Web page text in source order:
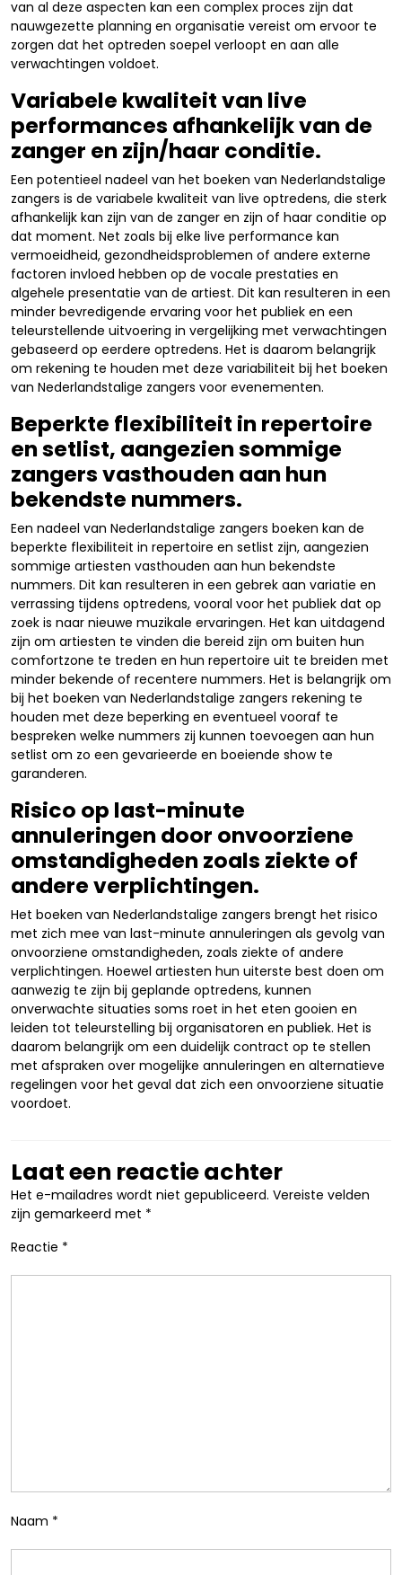
van al deze aspecten kan een complex proces zijn dat
nauwgezette planning en organisatie vereist om ervoor te
zorgen dat het optreden soepel verloopt en aan alle
verwachtingen voldoet.
Variabele kwaliteit van live
performances afhankelijk van de
zanger en zijn/haar conditie.
Een potentieel nadeel van het boeken van Nederlandstalige
zangers is de variabele kwaliteit van live optredens, die sterk
afhankelijk kan zijn van de zanger en zijn of haar conditie op
dat moment. Net zoals bij elke live performance kan
vermoeidheid, gezondheidsproblemen of andere externe
factoren invloed hebben op de vocale prestaties en
algehele presentatie van de artiest. Dit kan resulteren in een
minder bevredigende ervaring voor het publiek en een
teleurstellende uitvoering in vergelijking met verwachtingen
gebaseerd op eerdere optredens. Het is daarom belangrijk
om rekening te houden met deze variabiliteit bij het boeken
van Nederlandstalige zangers voor evenementen.
Beperkte flexibiliteit in repertoire
en setlist, aangezien sommige
zangers vasthouden aan hun
bekendste nummers.
Een nadeel van Nederlandstalige zangers boeken kan de
beperkte flexibiliteit in repertoire en setlist zijn, aangezien
sommige artiesten vasthouden aan hun bekendste
nummers. Dit kan resulteren in een gebrek aan variatie en
verrassing tijdens optredens, vooral voor het publiek dat op
zoek is naar nieuwe muzikale ervaringen. Het kan uitdagend
zijn om artiesten te vinden die bereid zijn om buiten hun
comfortzone te treden en hun repertoire uit te breiden met
minder bekende of recentere nummers. Het is belangrijk om
bij het boeken van Nederlandstalige zangers rekening te
houden met deze beperking en eventueel vooraf te
bespreken welke nummers zij kunnen toevoegen aan hun
setlist om zo een gevarieerde en boeiende show te
garanderen.
Risico op last-minute
annuleringen door onvoorziene
omstandigheden zoals ziekte of
andere verplichtingen.
Het boeken van Nederlandstalige zangers brengt het risico
met zich mee van last-minute annuleringen als gevolg van
onvoorziene omstandigheden, zoals ziekte of andere
verplichtingen. Hoewel artiesten hun uiterste best doen om
aanwezig te zijn bij geplande optredens, kunnen
onverwachte situaties soms roet in het eten gooien en
leiden tot teleurstelling bij organisatoren en publiek. Het is
daarom belangrijk om een duidelijk contract op te stellen
met afspraken over mogelijke annuleringen en alternatieve
regelingen voor het geval dat zich een onvoorziene situatie
voordoet.
Laat een reactie achter
Het e-mailadres wordt niet gepubliceerd. Vereiste velden
zijn gemarkeerd met *
Reactie *
Naam *